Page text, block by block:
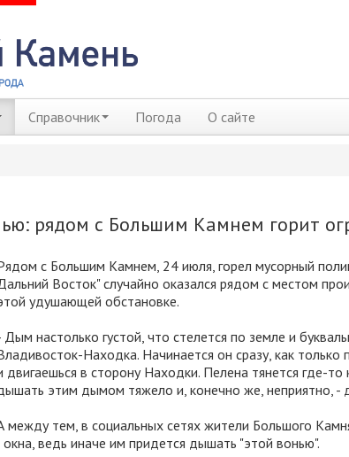
Справочник Погода О сайте
рядом с Большим Камнем горит
с Большим Камнем, 24 июля, горел мусорный
Восток" случайно оказался рядом с местом
удушающей обстановке.
Дым настолько густой, что стелется по земле и
Находка. Начинается он сразу, как
двигаешься в сторону Находки. Пелена тянется где-
этим дымом тяжело и, конечно же, неприятно, -
между тем, в социальных сетях жители Большого
ведь иначе им придется дышать "этой вонью".